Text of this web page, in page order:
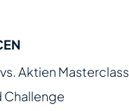
Aktien Masterclass
Challenge